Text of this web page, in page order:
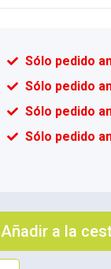
Sólo pedido
Sólo pedido
Sólo pedido
Sólo pedido
Añadir a la